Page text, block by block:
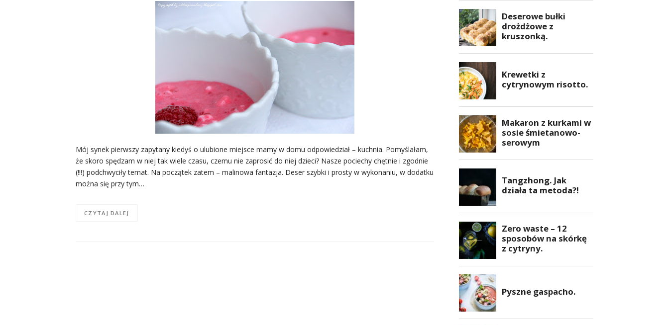
Mój synek pierwszy zapytany kiedyś o ulubione miejsce mamy w domu odpowiedział – kuchnia. Pomyślałam,
że skoro spędzam w niej tak wiele czasu, czemu nie zaprosić do niej dzieci? Nasze pociechy chętnie i zgodnie
(!!!) podchwyciły temat. Na początek zatem – malinowa fantazja. Deser szybki i prosty w wykonaniu, w dodatku
można się przy tym…
CZYTAJ DALEJ